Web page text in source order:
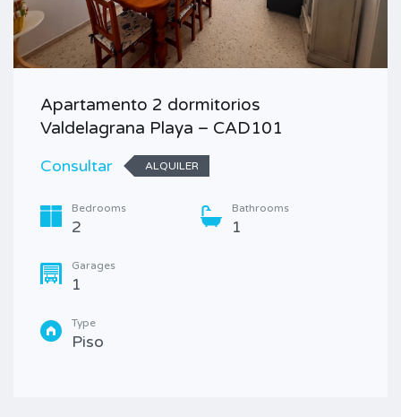
Apartamento 2 dormitorios
Valdelagrana Playa – CAD101
Consultar
ALQUILER
Bedrooms
2
Bathrooms
1
Garages
1
Type
Piso